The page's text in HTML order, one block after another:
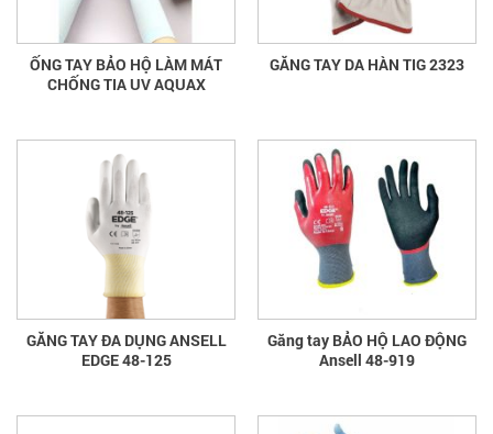
ỐNG TAY BẢO HỘ LÀM MÁT
CHỐNG TIA UV AQUAX
GĂNG TAY DA HÀN TIG 2323
GĂNG TAY ĐA DỤNG ANSELL
EDGE 48-125
Găng tay BẢO HỘ LAO ĐỘNG
Ansell 48-919